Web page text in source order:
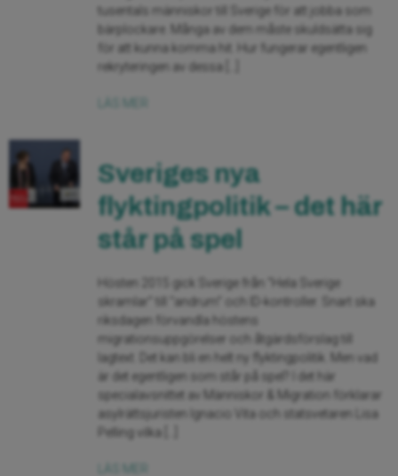
tusentals människor till Sverige för att jobba som
bärplockare. Många av dem måste skuldsätta sig
för att kunna komma hit. Hur fungerar egentligen
rekryteringen av dessa […]
Sveriges nya
flyktingpolitik – det här
står på spel
Hösten 2015 gick Sverige från “Hela Sverige
skramlar” till “andrum” och ID-kontroller. Snart ska
riksdagen förvandla höstens
migrationsuppgörelser och åtgärdsförslag till
lagtext. Det kan bli en helt ny flyktingpolitik. Men vad
är det egentligen som står på spel? I det här
specialavsnittet av Människor & Migration förklarar
asylrättsjuristen Ignacio Vita och statsvetaren Lisa
Pelling vilka […]